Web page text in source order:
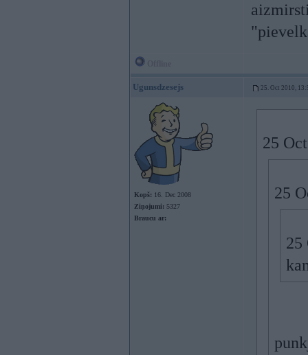
Ugunsdzesejs 25. Oct 2010,
Kopš: 16. Dec 2008
Ziņojumi: 5327
Braucu ar:
25
25
25